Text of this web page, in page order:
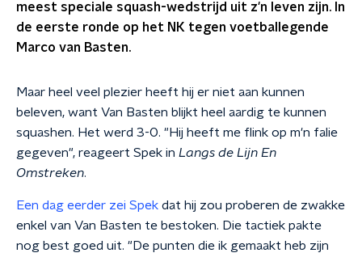
meest speciale squash-wedstrijd uit z'n leven zijn. In
de eerste ronde op het NK tegen voetballegende
Marco van Basten.
Maar heel veel plezier heeft hij er niet aan kunnen
beleven, want Van Basten blijkt heel aardig te kunnen
squashen. Het werd 3-0. "Hij heeft me flink op m'n falie
gegeven", reageert Spek in Langs de Lijn En
Omstreken.
Een dag eerder zei Spek dat hij zou proberen de zwakke
enkel van Van Basten te bestoken. Die tactiek pakte
nog best goed uit. "De punten die ik gemaakt heb zijn